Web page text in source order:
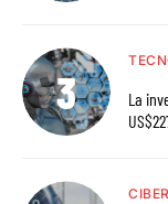
La